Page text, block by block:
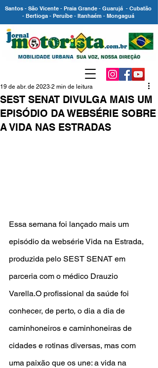
Santos - São Vicente - Praia Grande - Guarujá - Cubatão
- Bertioga - Peruíbe - Itanhaém - Mongaguá
SEST SENAT DIVULGA MAIS UM
EPISÓDIO DA WEBSÉRIE SOBRE
A VIDA NAS ESTRADAS
19 de abr. de 2023 2 min de leitura
Essa semana foi lançado mais um
episódio da websérie Vida na Estrada,
produzida pelo SEST SENAT em
parceria com o médico Drauzio
Varella.O profissional da saúde foi
conhecer, de perto, o dia a dia de
caminhoneiros e caminhoneiras de
cidades e rotinas diversas, mas com
uma paixão que os une: a vida na